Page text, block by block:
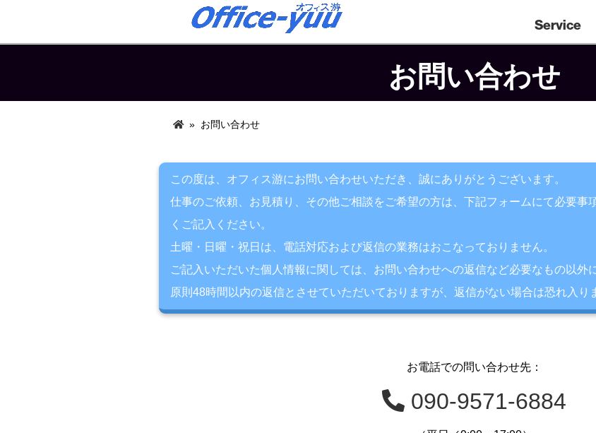
Service
お問い合わせ
» お問い合わせ
この度は、オフィス游にお問い合わせいただき、誠にありがとうございます。
仕事のご依頼、お見積り、その他ご相談をご希望の方は、下記フォームにて必要事
くご記入ください。
土曜・日曜・祝日は、電話対応および返信の業務はおこなっておりません。
ご記入いただいた個人情報に関しては、お問い合わせへの返信など必要なもの以外
原則48時間以内の返信とさせていただいておりますが、返信がない場合は恐れ入り
お電話での問い合わせ先：
090-9571-6884